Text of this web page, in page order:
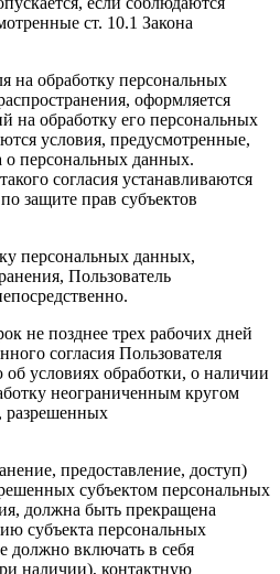
ст. 10.1 Закона
на обработку персональных
оформляется
на обработку его персональных
условия, предусмотренные,
о персональных данных.
согласия устанавливаются
защите прав субъектов
персональных данных,
Пользователь
не позднее трех рабочих дней
согласия Пользователя
условиях обработки, о наличии
неограниченным кругом
разрешенных
, предоставление, доступ)
субъектом персональных
должна быть прекращена
субъекта персональных
должно включать в себя
наличии), контактную